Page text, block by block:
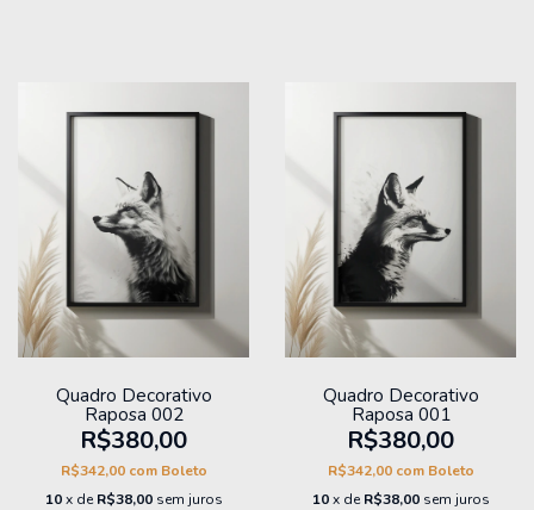
Quadro Decorativo
Raposa 002
R$380,00
R$342,00 com Boleto
10 x de R$38,00 sem juros
Quadro Decorativo
Raposa 001
R$380,00
R$342,00 com Boleto
10 x de R$38,00 sem juros